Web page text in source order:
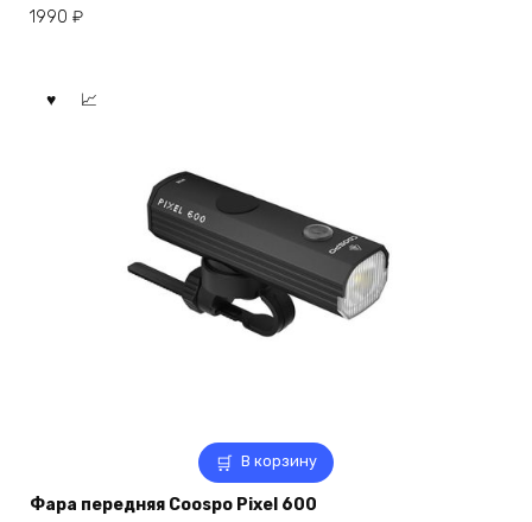
1990 ₽
В корзину
Фара передняя Coospo Pixel 600